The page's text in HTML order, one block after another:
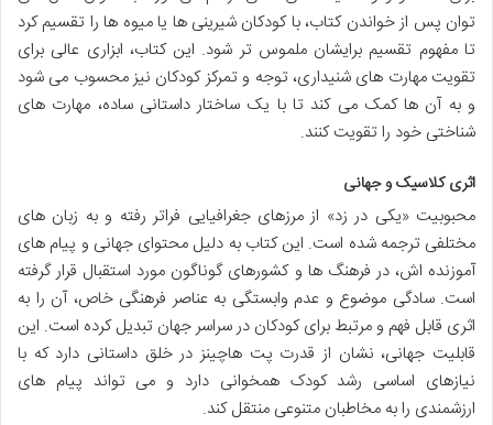
توان پس از خواندن کتاب، با کودکان شیرینی ها یا میوه ها را تقسیم کرد
تا مفهوم تقسیم برایشان ملموس تر شود. این کتاب، ابزاری عالی برای
تقویت مهارت های شنیداری، توجه و تمرکز کودکان نیز محسوب می شود
و به آن ها کمک می کند تا با یک ساختار داستانی ساده، مهارت های
شناختی خود را تقویت کنند.
اثری کلاسیک و جهانی
محبوبیت «یکی در زد» از مرزهای جغرافیایی فراتر رفته و به زبان های
مختلفی ترجمه شده است. این کتاب به دلیل محتوای جهانی و پیام های
آموزنده اش، در فرهنگ ها و کشورهای گوناگون مورد استقبال قرار گرفته
است. سادگی موضوع و عدم وابستگی به عناصر فرهنگی خاص، آن را به
اثری قابل فهم و مرتبط برای کودکان در سراسر جهان تبدیل کرده است. این
قابلیت جهانی، نشان از قدرت پت هاچینز در خلق داستانی دارد که با
نیازهای اساسی رشد کودک همخوانی دارد و می تواند پیام های
ارزشمندی را به مخاطبان متنوعی منتقل کند.